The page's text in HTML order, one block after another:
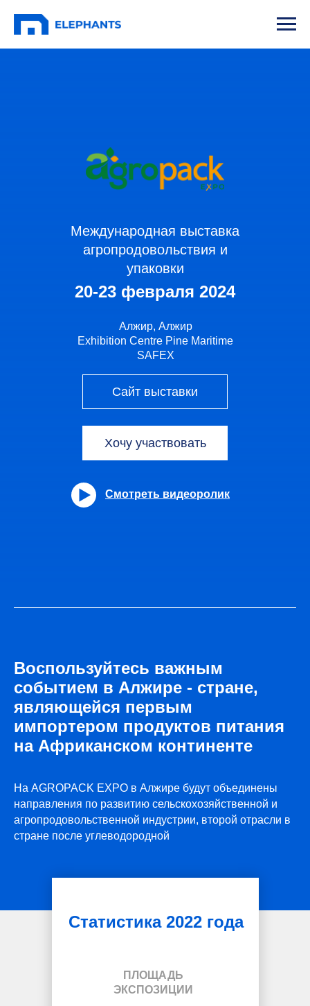
Международная выставка
агропродовольствия и
упаковки
20-23 февраля 2024
Алжир, Алжир
Exhibition Centre Pine Maritime
SAFEX
ПРИ ПОДДЕРЖКЕ
Сайт выставки
Хочу участвовать
Смотреть видеоролик
Воспользуйтесь важным
событием в Алжире - стране,
являющейся первым
импортером продуктов питания
на Африканском континенте
На AGROPACK EXPO в Алжире будут объединены
направления по развитию сельскохозяйственной и
агропродовольственной индустрии, второй отрасли в
стране после углеводородной
ПЛОЩАДЬ
ЭКСПОЗИЦИИ
Статистика 2022 года